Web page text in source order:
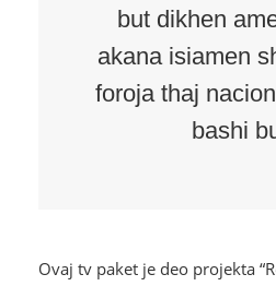
but dikhen
akana isiamen
foroja thaj
bashi
Ovaj tv paket je deo projekta